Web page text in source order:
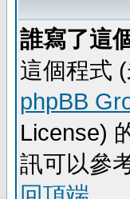
誰寫了這
這個程式
phpBB
License)
訊可以參